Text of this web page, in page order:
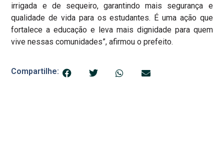
irrigada e de sequeiro, garantindo mais segurança e
qualidade de vida para os estudantes. É uma ação que
fortalece a educação e leva mais dignidade para quem
vive nessas comunidades”, afirmou o prefeito.
Compartilhe: